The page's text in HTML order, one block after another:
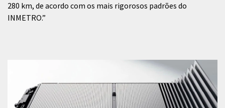
280 km, de acordo com os mais rigorosos padrões do
INMETRO.”